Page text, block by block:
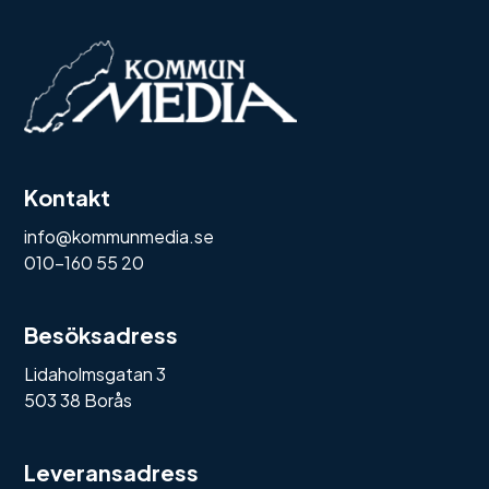
Kontakt
info@kommunmedia.se
010-160 55 20
Besöksadress
Lidaholmsgatan 3
503 38 Borås
Leveransadress